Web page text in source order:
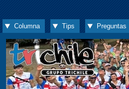
Columna Tips Preguntas